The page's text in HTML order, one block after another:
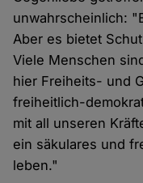
unwahrscheinlich:
Aber es bietet
Viele Menschen
hier Freiheits- und
freiheitlich-
mit all unseren
ein säkulares und
leben."